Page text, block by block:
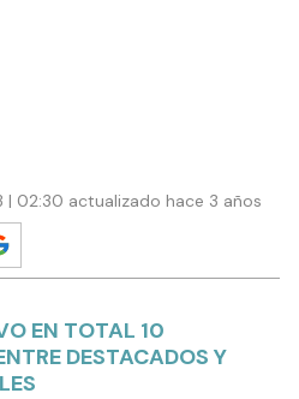
02:30 actualizado hace 3 años
EN TOTAL 10
DESTACADOS Y